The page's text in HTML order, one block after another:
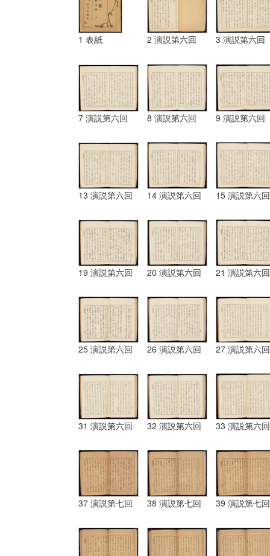
1 表紙 2 演説第六回 3 演説第六回
7 演説第六回 8 演説第六回 9 演説第六回
13 演説第六回 14 演説第六回 15 演説第六回
19 演説第六回 20 演説第六回 21 演説第六回
25 演説第六回 26 演説第六回 27 演説第六回
31 演説第六回 32 演説第六回 33 演説第六回
37 演説第七回 38 演説第七回 39 演説第七回